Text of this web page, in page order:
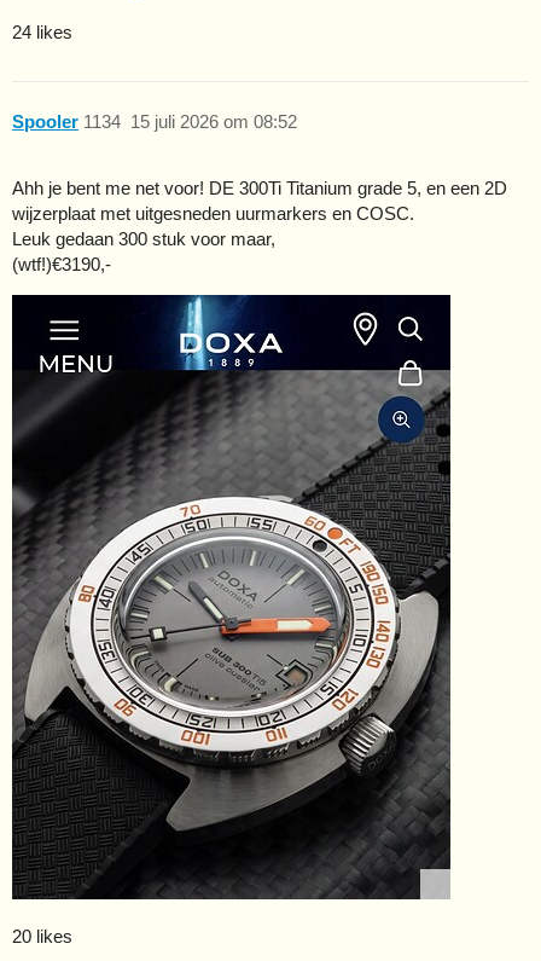
24 likes
Spooler 15 juli 2026 om 08:52
1134
Ahh je bent me net voor! DE 300Ti Titanium grade 5, en een 2D
wijzerplaat met uitgesneden uurmarkers en COSC.
Leuk gedaan 300 stuk voor maar,
(wtf!)€3190,-
20 likes